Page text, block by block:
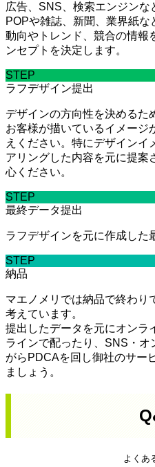
広告、SNS、検索エンジン
POPや雑誌、新聞、業界紙
動向やトレンド、競合の情報
ンセプトを決定します。
STEP
ラフデザイン提出
デザインの方向性を決めるた
お客様が描いているイメージ
えください。特にデザインイ
アリングした内容を元に提案
心ください。
STEP
最終データ提出
ラフデザインを元に作成した
STEP
納品
マエノメリでは納品で終わり
考えています。
提出したデータを元にオンラ
ラインで配ったり、SNS・
がらPDCAを回し御社のサー
ましょう。
よくあ